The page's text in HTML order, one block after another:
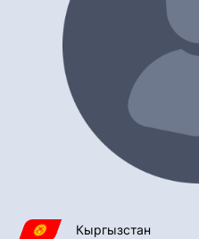
Кыргызстан